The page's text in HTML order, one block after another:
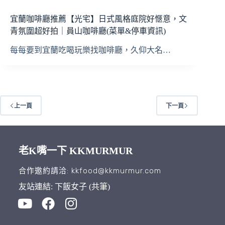
宜蘭咖啡廳推薦【光宅】日式風格庭院好愜意，文
青氛圍超好拍｜員山咖啡廳(菜單&停車資訊)
每每要到宜蘭吃喝玩樂找咖啡廳，久仰大名…
上一頁 下一頁
老K嘴一下 KKMURMUR
合作邀約請洽: kkfood@kkmurmur.com
友站連結: 下飯女子 (共筆)